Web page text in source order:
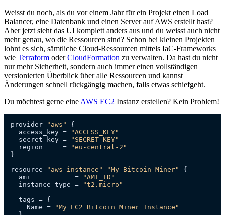
Weisst du noch, als du vor einem Jahr für ein Projekt einen Load
Balancer, eine Datenbank und einen Server auf AWS erstellt hast?
Aber jetzt sieht das UI komplett anders aus und du weisst auch nicht
mehr genau, wo die Ressourcen sind? Schon bei kleinen Projekten
lohnt es sich, sämtliche Cloud-Ressourcen mittels IaC-Frameworks
wie Terraform oderCloudFormation zu verwalten. Da hast du nicht
nur mehr Sicherheit, sondern auch immer einen vollständigen
versionierten Überblick über alle Ressourcen und kannst
Änderungen schnell rückgängig machen, falls etwas schiefgeht.
Du möchtest gerne eine AWS EC2 Instanz erstellen? Kein Problem!
provider "aws"
{
  access_key =
"ACCESS_KEY"
  secret_key =
"SECRET_KEY"
  region     =
"eu-central-2"
}
resource
"aws_instance" "My Bitcoin Miner"
{
  ami           =
"AMI_ID"
  instance_type =
"t2.micro"
  tags =
{
    Name =
"My EC2 Bitcoin Miner Instance"